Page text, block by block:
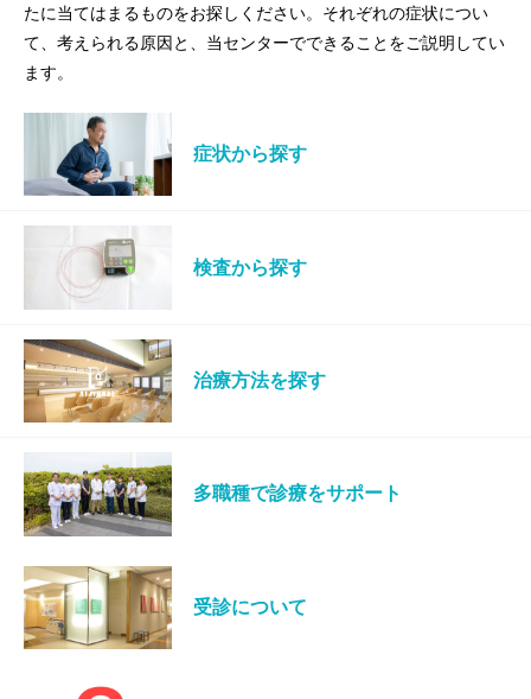
たに当てはまるものをお探しください。それぞれの症状につい
て、考えられる原因と、当センターでできることをご説明してい
ます。
症状から探す
検査から探す
治療方法を探す
多職種で診療をサポート
受診について